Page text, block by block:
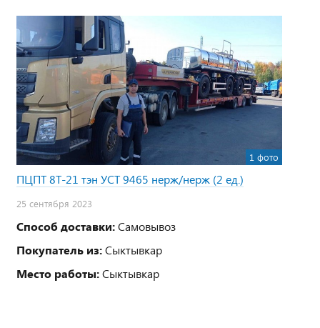
1 фото
ПЦПТ 8Т-21 тэн УСТ 9465 нерж/нерж (2 ед.)
25 сентября 2023
Способ доставки:Самовывоз
Покупатель из:Сыктывкар
Место работы:Сыктывкар